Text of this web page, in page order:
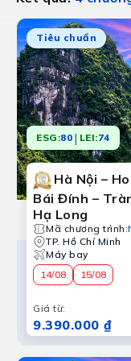
Tiêu chuẩn
ESG:80 | LEI:74
Hà Nội –
Bái Đính –
Hạ Long
Mã chương trình:
TP. Hồ Chí Minh
Máy bay
14/08
15/08
Giá từ:
9.390.000 ₫